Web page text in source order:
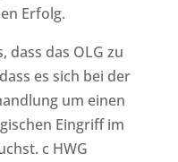
Erfolg.
dass das OLG zu
es sich bei der
um einen
Eingriff im
c HWG